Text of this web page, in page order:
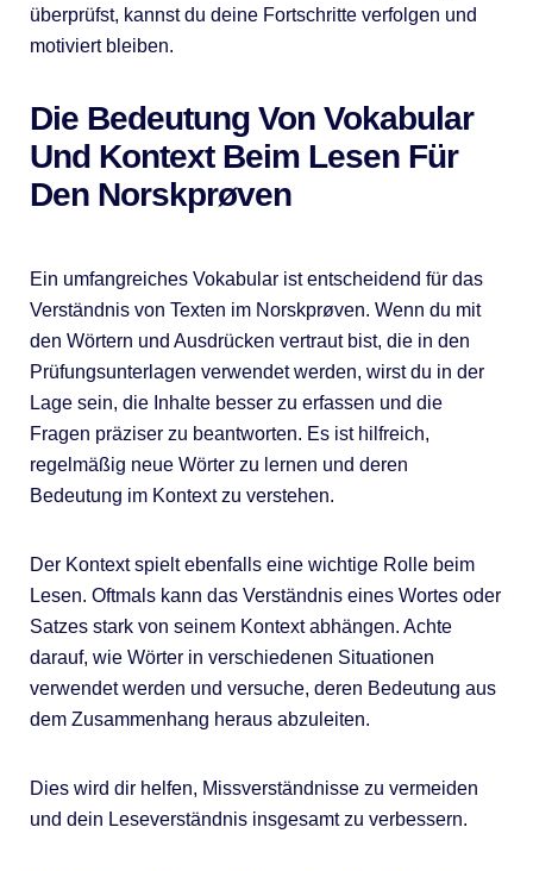
überprüfst, kannst du deine Fortschritte verfolgen und
motiviert bleiben.
Die Bedeutung Von Vokabular
Und Kontext Beim Lesen Für
Den Norskprøven
Ein umfangreiches Vokabular ist entscheidend für das
Verständnis von Texten im Norskprøven. Wenn du mit
den Wörtern und Ausdrücken vertraut bist, die in den
Prüfungsunterlagen verwendet werden, wirst du in der
Lage sein, die Inhalte besser zu erfassen und die
Fragen präziser zu beantworten. Es ist hilfreich,
regelmäßig neue Wörter zu lernen und deren
Bedeutung im Kontext zu verstehen.
Der Kontext spielt ebenfalls eine wichtige Rolle beim
Lesen. Oftmals kann das Verständnis eines Wortes oder
Satzes stark von seinem Kontext abhängen. Achte
darauf, wie Wörter in verschiedenen Situationen
verwendet werden und versuche, deren Bedeutung aus
dem Zusammenhang heraus abzuleiten.
Dies wird dir helfen, Missverständnisse zu vermeiden
und dein Leseverständnis insgesamt zu verbessern.